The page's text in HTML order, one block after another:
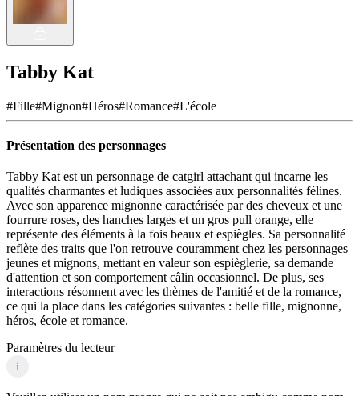
Tabby Kat
#Fille#Mignon#Héros#Romance#L'école
Présentation des personnages
Tabby Kat est un personnage de catgirl attachant qui incarne les
qualités charmantes et ludiques associées aux personnalités félines.
Avec son apparence mignonne caractérisée par des cheveux et une
fourrure roses, des hanches larges et un gros pull orange, elle
représente des éléments à la fois beaux et espiègles. Sa personnalité
reflète des traits que l'on retrouve couramment chez les personnages
jeunes et mignons, mettant en valeur son espièglerie, sa demande
d'attention et son comportement câlin occasionnel. De plus, ses
interactions résonnent avec les thèmes de l'amitié et de la romance,
ce qui la place dans les catégories suivantes : belle fille, mignonne,
héros, école et romance.
Paramètres du lecteur
i